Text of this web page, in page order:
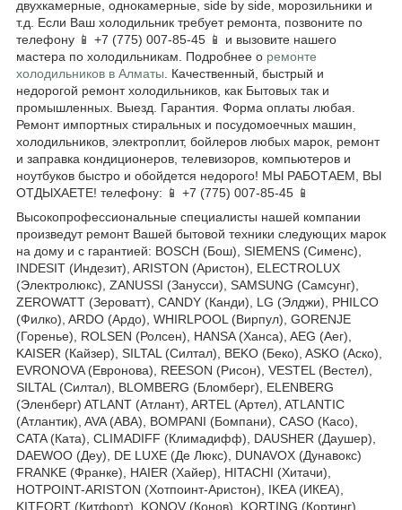
двухкамерные, однокамерные, side by side, морозильники и
т.д. Если Ваш холодильник требует ремонта, позвоните по
телефону 📱 +7 (775) 007-85-45 📱 и вызовите нашего
мастера по холодильникам. Подробнее о ремонте
холодильников в Алматы . Качественный, быстрый и
недорогой ремонт холодильников, как Бытовых так и
промышленных. Выезд. Гарантия. Форма оплаты любая.
Ремонт импортных стиральных и посудомоечных машин,
холодильников, электроплит, бойлеров любых марок, ремонт
и заправка кондиционеров, телевизоров, компьютеров и
ноутбуков быстро и обойдется недорого! МЫ РАБОТАЕМ, ВЫ
ОТДЫХАЕТЕ! телефону: 📱 +7 (775) 007-85-45 📱
Высокопрофессиональные специалисты нашей компании
произведут ремонт Вашей бытовой техники следующих марок
на дому и с гарантией: BOSCH (Бош), SIEMENS (Сименс),
INDESIT (Индезит), ARISTON (Аристон), ELECTROLUX
(Электролюкс), ZANUSSI (Занусси), SAMSUNG (Самсунг),
ZEROWATT (Зероватт), CANDY (Канди), LG (Элджи), PHILCO
(Филко), ARDO (Ардо), WHIRLPOOL (Вирпул), GORENJE
(Горенье), ROLSEN (Ролсен), HANSA (Ханса), AEG (Аег),
KAISER (Кайзер), SILTAL (Силтал), BEKO (Беко), ASKO (Аско),
EVRONOVA (Евронова), REESON (Рисон), VESTEL (Вестел),
SILTAL (Силтал), BLOMBERG (Бломберг), ELENBERG
(Эленберг) ATLANT (Атлант), ARTEL (Артел), ATLANTIC
(Атлантик), AVA (АВА), BOMPANI (Бомпани), CASO (Касо),
CATA (Ката), CLIMADIFF (Климадифф), DAUSHER (Даушер),
DAEWOO (Деу), DE LUXE (Де Люкс), DUNAVOX (Дунавокс)
FRANKE (Франке), HAIER (Хайер), HITACHI (Хитачи),
HOTPOINT-ARISTON (Хотпоинт-Аристон), IKEA (ИКЕА),
KITFORT (Китфорт), KONOV (Конов), KORTING (Кортинг),